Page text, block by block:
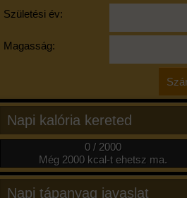
Születési év:
Magasság:
Napi kalória kereted
0 / 2000
Még 2000 kcal-t ehetsz ma.
Napi tápanyag javaslat